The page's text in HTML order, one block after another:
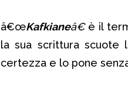
â€œKafkianeâ€è il
la sua scrittura scuote
certezza e lo pone